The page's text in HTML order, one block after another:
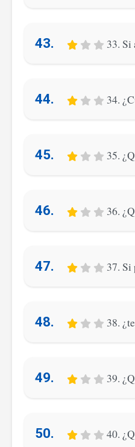
43. 33. Si
44. 34.
45. 35.
46. 36.
47. 37. Si
48. 38.
49. 39.
50. 40.